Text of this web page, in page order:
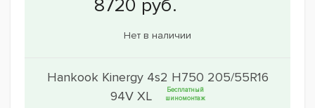
Нет в наличии
Hankook Kinergy 4s2 H750 205/55R16
94V XL
Бесплатный
шиномонтаж